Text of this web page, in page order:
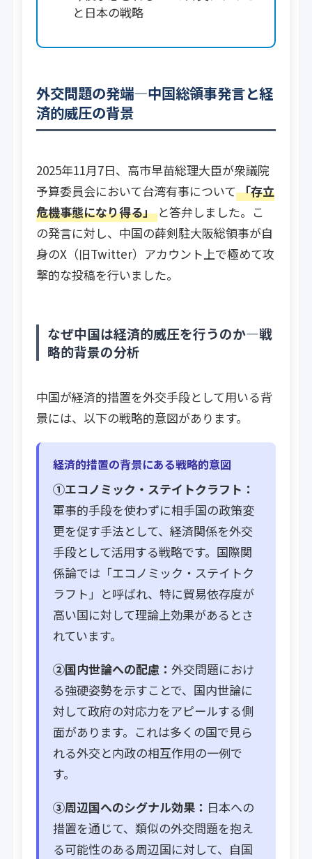
と日本の戦略
外交問題の発端―中国総領事発言と経
済的威圧の背景
2025年11月7日、高市早苗総理大臣が衆議院
予算委員会において台湾有事について「存立
危機事態になり得る」 と答弁しました。こ
の発言に対し、中国の薛剣駐大阪総領事が自
身のX（旧Twitter）アカウント上で極めて攻
撃的な投稿を行いました。
なぜ中国は経済的威圧を行うのか―戦
略的背景の分析
中国が経済的措置を外交手段として用いる背
景には、以下の戦略的意図があります。
経済的措置の背景にある戦略的意図
①エコノミック・ステイトクラフト：
軍事的手段を使わずに相手国の政策変
更を促す手法として、経済関係を外交
手段として活用する戦略です。国際関
係論では「エコノミック・ステイトク
ラフト」と呼ばれ、特に貿易依存度が
高い国に対して理論上効果があるとさ
れています。
②国内世論への配慮：外交問題におけ
る強硬姿勢を示すことで、国内世論に
対して政府の対応力をアピールする側
面があります。これは多くの国で見ら
れる外交と内政の相互作用の一例で
す。
③周辺国へのシグナル効果： 日本への
措置を通じて、類似の外交問題を抱え
る可能性のある周辺国に対して、自国